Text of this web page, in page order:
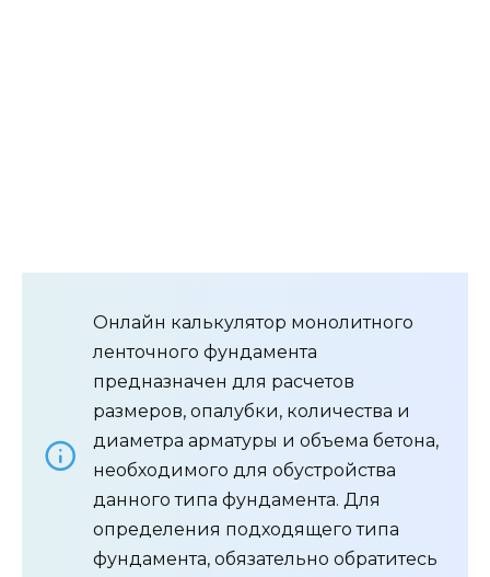
полосу, проходящую под каждой несущей
стеной строения, распределяя тем самым
проседание и изменение формы постройки
вследствие действия сил выпучивания почвы.
Основные нагрузки сконцентрированы на
углах. Является самым популярным видом
частных домов, так как имеет лучшее